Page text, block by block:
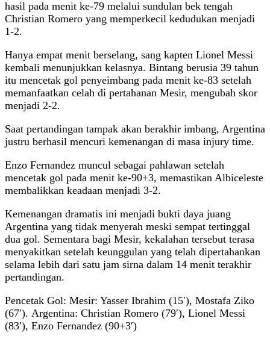
hasil pada menit ke-79 melalui sundulan bek tengah
Christian Romero yang memperkecil kedudukan menjadi
1-2.
Hanya empat menit berselang, sang kapten Lionel Messi
kembali menunjukkan kelasnya. Bintang berusia 39 tahun
itu mencetak gol penyeimbang pada menit ke-83 setelah
memanfaatkan celah di pertahanan Mesir, mengubah skor
menjadi 2-2.
Saat pertandingan tampak akan berakhir imbang, Argentina
justru berhasil mencuri kemenangan di masa injury time.
Enzo Fernandez muncul sebagai pahlawan setelah
mencetak gol pada menit ke-90+3, memastikan Albiceleste
membalikkan keadaan menjadi 3-2.
Kemenangan dramatis ini menjadi bukti daya juang
Argentina yang tidak menyerah meski sempat tertinggal
dua gol. Sementara bagi Mesir, kekalahan tersebut terasa
menyakitkan setelah keunggulan yang telah dipertahankan
selama lebih dari satu jam sirna dalam 14 menit terakhir
pertandingan.
Pencetak Gol: Mesir: Yasser Ibrahim (15′), Mostafa Ziko
(67′). Argentina: Christian Romero (79′), Lionel Messi
(83′), Enzo Fernandez (90+3′)